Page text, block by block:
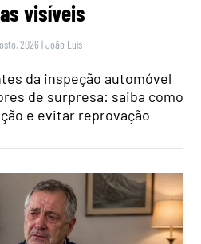
visíveis
2026 |João Luís
da inspeção automóvel
de surpresa: saiba como
e evitar reprovação